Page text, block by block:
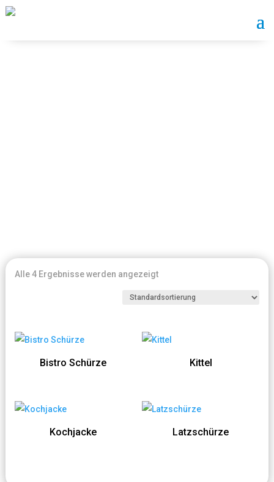
Alle 4 Ergebnisse werden angezeigt
Bistro Schürze Kittel
Kochjacke Latzschürze